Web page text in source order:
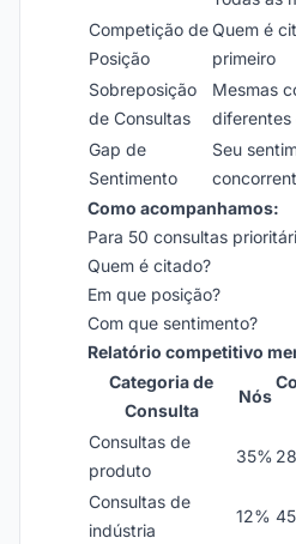
Competição de
Posição
Quem é
primeiro
Sobreposição
de Consultas
Mesmas
diferentes
Gap de
Sentimento
Seu
Como acompanhamos:
Para 50 consultas
Quem é citado?
Em que posição?
Com que sentimento?
Relatório competitivo
Categoria de
Consulta
Nós
Consultas de
produto
35%
Consultas de
indústria
12%